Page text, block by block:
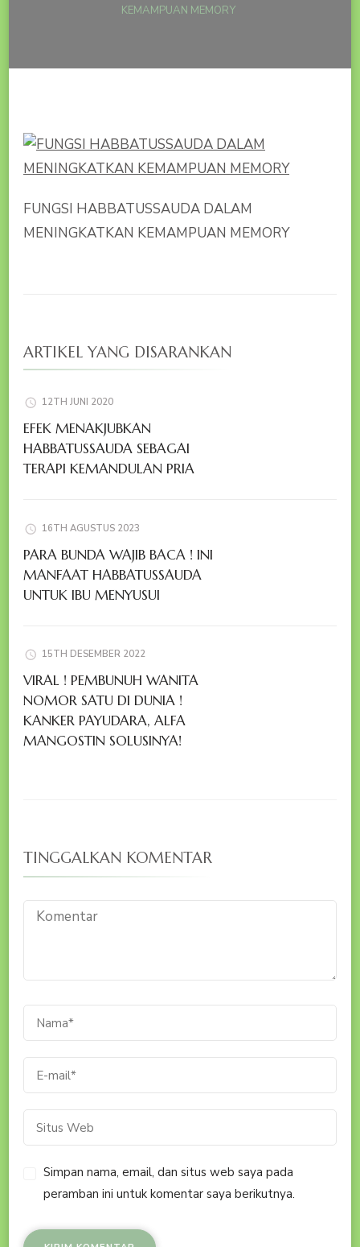
KEMAMPUAN MEMORY
FUNGSI HABBATUSSAUDA DALAM
MENINGKATKAN KEMAMPUAN MEMORY
ARTIKEL YANG DISARANKAN
12TH JUNI 2020
EFEK MENAKJUBKAN
HABBATUSSAUDA SEBAGAI
TERAPI KEMANDULAN PRIA
16TH AGUSTUS 2023
PARA BUNDA WAJIB BACA ! INI
MANFAAT HABBATUSSAUDA
UNTUK IBU MENYUSUI
15TH DESEMBER 2022
VIRAL ! PEMBUNUH WANITA
NOMOR SATU DI DUNIA !
KANKER PAYUDARA, ALFA
MANGOSTIN SOLUSINYA!
TINGGALKAN KOMENTAR
Simpan nama, email, dan situs web saya pada
peramban ini untuk komentar saya berikutnya.